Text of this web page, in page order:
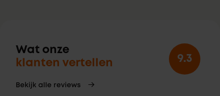
Wat onze
klanten vertellen
Bekijk alle reviews
9.3